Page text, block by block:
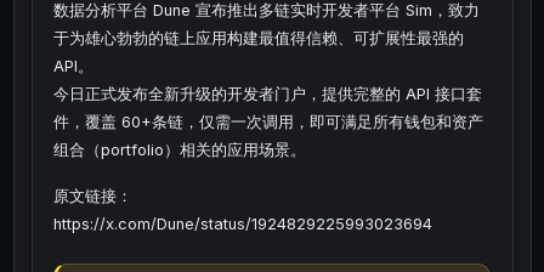
数据分析平台 Dune 宣布推出多链实时开发者平台 Sim，致力
于为雄心勃勃的链上应用构建最值得信赖、可扩展性最强的
API。
今日正式发布全新升级的开发者门户，提供完整的 API 接口套
件，覆盖 60+条链，仅需一次调用，即可满足所有钱包和资产
组合（portfolio）相关的应用场景。
原文链接：
https://x.com/Dune/status/1924829225993023694